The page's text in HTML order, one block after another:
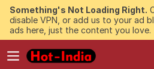
Something's Not Loading Right.
disable VPN, or add us to your ad
ads here, just the content you love.